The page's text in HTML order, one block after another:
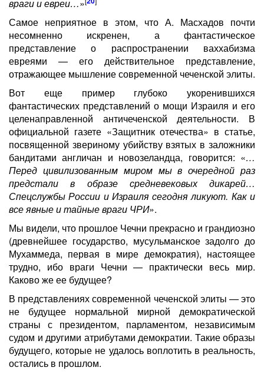
враги и евреи…»
Самое неприятное в этом, что А. Масхадов почти
несомненно искренен, а фантастическое
представление о распространении ваххабизма
евреями — его действительное представление,
отражающее мышление современной чеченской элиты.
Вот еще пример глубоко укоренившихся
фантастических представлений о мощи Израиля и его
целенаправленной античеченской деятельности. В
официальной газете «Защитник отечества» в статье,
посвященной звериному убийству взятых в заложники
бандитами англичан и новозеландца, говорится: «…
Перед цивилизованным миром мы в очередной раз
предстали в образе средневековых дикарей…
Спецслужбы России и Израиля сегодня ликуют. Как и
все явные и тайные враги ЧРИ».
Мы видели, что прошлое Чечни прекрасно и грандиозно
(древнейшее государство, мусульманское задолго до
Мухаммеда, первая в мире демократия), настоящее
трудно, ибо враги Чечни — практически весь мир.
Каково же ее будущее?
В представлениях современной чеченской элиты — это
не будущее нормальной мирной демократической
страны с президентом, парламентом, независимым
судом и другими атрибутами демократии. Такие образы
будущего, которые не удалось воплотить в реальность,
остались в прошлом.